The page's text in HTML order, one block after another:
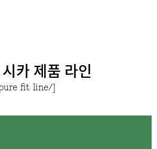
카 제품 라인
fit line/]